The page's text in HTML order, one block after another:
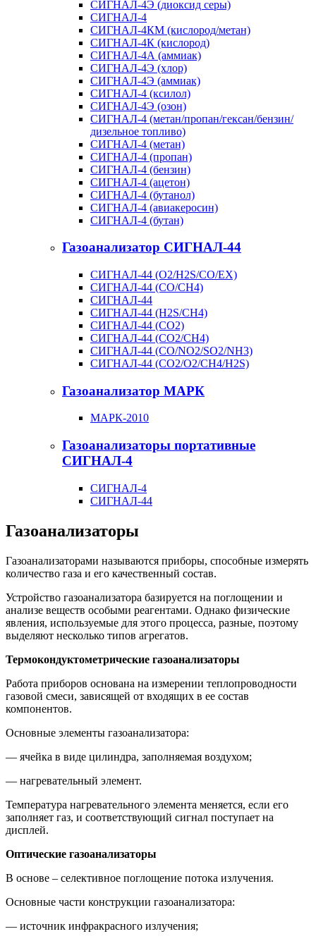
СИГНАЛ-4Э (диоксид серы)
СИГНАЛ-4
СИГНАЛ-4КМ (кислород/метан)
СИГНАЛ-4К (кислород)
СИГНАЛ-4А (аммиак)
СИГНАЛ-4Э (хлор)
СИГНАЛ-4Э (аммиак)
СИГНАЛ-4 (ксилол)
СИГНАЛ-4Э (озон)
СИГНАЛ-4 (метан/пропан/гексан/бензин/
дизельное топливо)
СИГНАЛ-4 (метан)
СИГНАЛ-4 (пропан)
СИГНАЛ-4 (бензин)
СИГНАЛ-4 (ацетон)
СИГНАЛ-4 (бутанол)
СИГНАЛ-4 (авиакеросин)
СИГНАЛ-4 (бутан)
Газоанализатор СИГНАЛ-44
СИГНАЛ-44 (O2/H2S/CO/EX)
СИГНАЛ-44 (CO/CH4)
СИГНАЛ-44
СИГНАЛ-44 (H2S/CH4)
СИГНАЛ-44 (CO2)
СИГНАЛ-44 (CO2/CH4)
СИГНАЛ-44 (CO/NO2/SO2/NH3)
СИГНАЛ-44 (CO2/O2/CH4/H2S)
Газоанализатор МАРК
МАРК-2010
Газоанализаторы портативные
СИГНАЛ-4
СИГНАЛ-4
СИГНАЛ-44
Газоанализаторы
Газоанализаторами называются приборы, способные измерять
количество газа и его качественный состав.
Устройство газоанализатора базируется на поглощении и
анализе веществ особыми реагентами. Однако физические
явления, используемые для этого процесса, разные, поэтому
выделяют несколько типов агрегатов.
Термокондуктометрические газоанализаторы
Работа приборов основана на измерении теплопроводности
газовой смеси, зависящей от входящих в ее состав
компонентов.
Основные элементы газоанализатора:
— ячейка в виде цилиндра, заполняемая воздухом;
— нагревательный элемент.
Температура нагревательного элемента меняется, если его
заполняет газ, и соответствующий сигнал поступает на
дисплей.
Оптические газоанализаторы
В основе – селективное поглощение потока излучения.
Основные части конструкции газоанализатора:
— источник инфракрасного излучения;